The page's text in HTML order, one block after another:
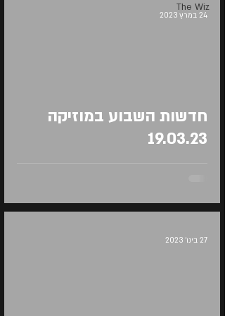
The Wiz
חדשות השבוע במוזיקה
19.03.23
24 במרץ 2023
27 בינו׳ 2023